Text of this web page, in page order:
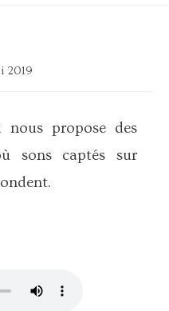
2019
nous propose des
sons captés sur